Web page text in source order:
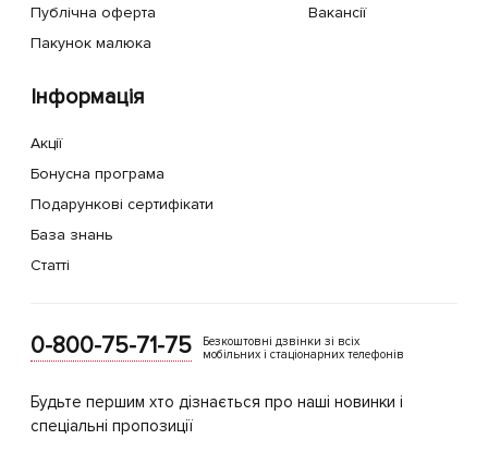
Публічна оферта
Пакунок малюка
Вакансії
Інформація
Акції
Бонусна програма
Подарункові сертифікати
База знань
Статті
0-800-75-71-75
Безкоштовні дзвінки зі всіх
мобільних і стаціонарних телефонів
Будьте першим хто дізнається про наші новинки і
спеціальні пропозиції